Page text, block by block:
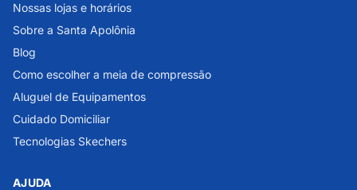
Nossas lojas e horários
Sobre a Santa Apolônia
Blog
Como escolher a meia de compressão
Aluguel de Equipamentos
Cuidado Domiciliar
Tecnologias Skechers
AJUDA